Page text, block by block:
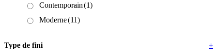
Contemporain(1)
Moderne(11)
Type de fini +